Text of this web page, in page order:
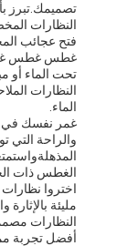
تصميمك.تبرز
النظارات
فتح عجائب
غطس غطس
تحت الماء أو
النظارات
الماء.
غمر نفسك في
والراحة التي
الغطس ذات
اختروا
مليئة
النظارات
أفضل تجربة